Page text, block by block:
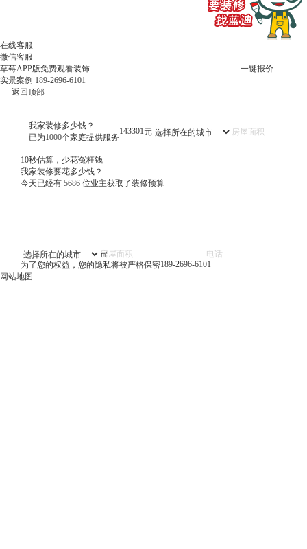
坑
大
招
在线客服
微信客服
草莓APP版免费观看装饰
一键报价
实景案例 189-2696-6101
返回顶部
我家装修多少钱？
已为1000个家庭提供服务
143301元
10秒估算，少花冤枉钱
我家装修要花多少钱？
今天已经有 5686 位业主获取了装修预算
㎡
为了您的权益，您的隐私将被严格保密189-2696-6101
网站地图